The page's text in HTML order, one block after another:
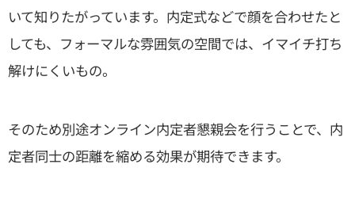
いて知りたがっています。内定式などで顔を合わせたと
しても、フォーマルな雰囲気の空間では、イマイチ打ち
解けにくいもの。
そのため別途オンライン内定者懇親会を行うことで、内
定者同士の距離を縮める効果が期待できます。